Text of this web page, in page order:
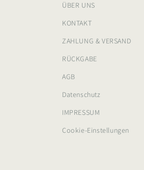
ÜBER UNS
KONTAKT
ZAHLUNG & VERSAND
RÜCKGABE
AGB
Datenschutz
IMPRESSUM
Cookie-Einstellungen